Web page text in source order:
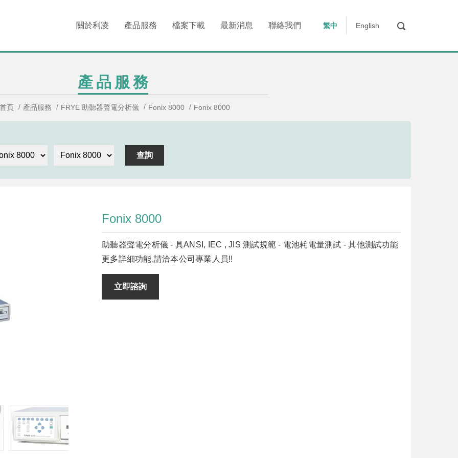
繁中 English
關於利凌 產品服務 檔案下載 最新消息 聯絡我們
產品服務
頁 產品服務 FRYE 助聽器聲電分析儀 Fonix 8000 Fonix 8000
Fonix 8000
助聽器聲電分析儀 - 具ANSI, IEC , JIS 測試規範 - 電池耗電量測試 - 其他測試功能
更多詳細功能,請洽本公司專業人員!!
立即諮詢